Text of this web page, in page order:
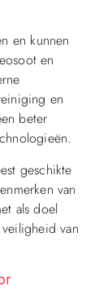
en kunnen
en
en
beter
geschikte
van
als doel
van